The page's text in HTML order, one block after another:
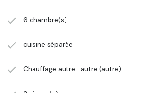
6 chambre(s)
cuisine séparée
Chauffage autre : autre (autre)